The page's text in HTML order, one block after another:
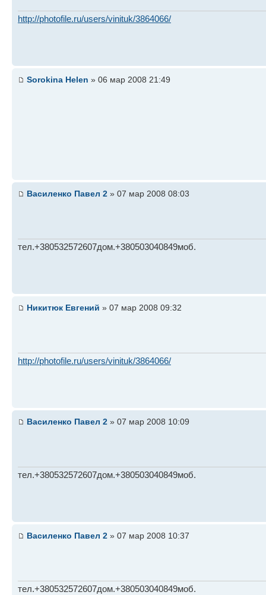
http://photofile.ru/users/vinituk/3864066/
Sorokina Helen » 06 мар 2008 21:49
Василенко Павел 2 » 07 мар 2008 08:03
тел.+380532572607дом.+380503040849моб.
Никитюк Евгений » 07 мар 2008 09:32
http://photofile.ru/users/vinituk/3864066/
Василенко Павел 2 » 07 мар 2008 10:09
тел.+380532572607дом.+380503040849моб.
Василенко Павел 2 » 07 мар 2008 10:37
тел.+380532572607дом.+380503040849моб.